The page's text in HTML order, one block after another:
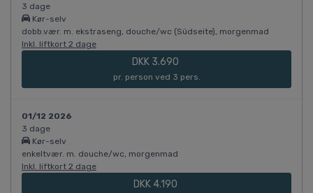
3 dage
Kør-selv
dobb.vær. m. ekstraseng, douche/wc (Südseite), morgenmad
Inkl. liftkort 2 dage
DKK 3.690
pr. person ved 3 pers.
01/12 2026
3 dage
Kør-selv
enkeltvær. m. douche/wc, morgenmad
Inkl. liftkort 2 dage
DKK 4.190